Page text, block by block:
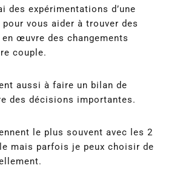
des expérimentations d’une
pour vous aider à trouver des
œuvre des changements
couple.
aussi à faire un bilan de
des décisions importantes.
le plus souvent avec les 2
mais parfois je peux choisir de